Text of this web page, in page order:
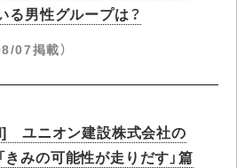
る男性グループは？
07掲載）
ユニオン建設株式会社の
きみの可能性が走りだす」篇